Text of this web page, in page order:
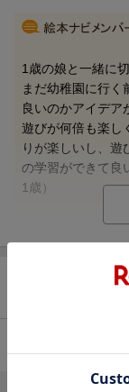
1歳の娘と一緒に
まだ幼稚園に行く
良いのかアイデア
遊びが何倍も楽し
りが楽しいし、遊
の学習ができて
1歳）
商品レビュ